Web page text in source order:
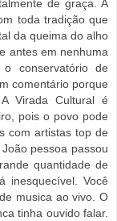
de graça. A
toda tradição que
da queima do alho
antes em nenhuma
conservatório de
comentário porque
Virada Cultural é
pois o povo pode
com artistas top de
pessoa passou
quantidade de
inesquecível. Você
musica ao vivo. O
tinha ouvido falar.